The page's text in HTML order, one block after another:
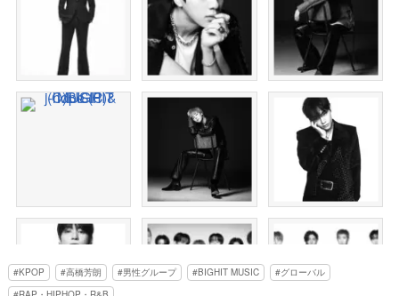
KPOP 高橋芳朗 男性グループ BIGHIT MUSIC
グローバル